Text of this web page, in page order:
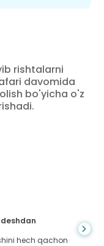
rishtalarni
davomida
bo'yicha o'z
hech qachon